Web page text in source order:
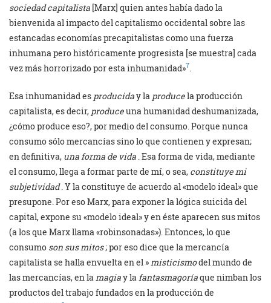
sociedad capitalista [Marx] quien antes había dado la
bienvenida al impacto del capitalismo occidental sobre las
estancadas economías precapitalistas como una fuerza
inhumana pero históricamente progresista [se muestra] cada
vez más horrorizado por esta inhumanidad»7
Esa inhumanidad es produciday la producela producción
capitalista, es decir, produceuna humanidad deshumanizada,
¿cómo produce eso?, por medio del consumo. Porque nunca
consumo sólo mercancías sino lo que contienen y expresan;
en definitiva, una forma de vida . Esa forma de vida, mediante
el consumo, llega a formar parte de mí, o sea, constituye mi
subjetividad. Y la constituye de acuerdo al «modelo ideal» que
presupone. Por eso Marx, para exponer la lógica suicida del
capital, expone su «modelo ideal» y en éste aparecen sus mitos
(a los que Marx llama «robinsonadas»). Entonces, lo que
consumo son sus mitos; por eso dice que la mercancía
capitalista se halla envuelta en el » misticismodel mundo de
las mercancías, en la magiay la fantasmagoríaque nimban los
productos del trabajo fundados en la producción de